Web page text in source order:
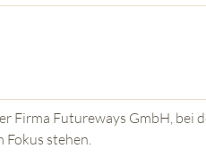
DEL GURU
Firma Futureways GmbH, bei
Fokus stehen.